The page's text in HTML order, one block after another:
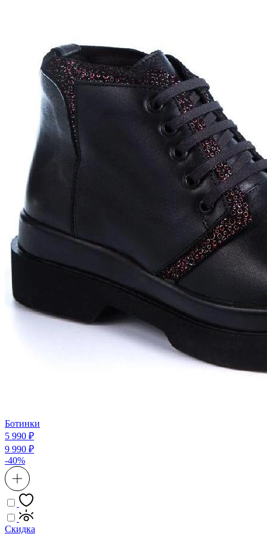
Ботинки
5 990 ₽
9 990 ₽
-40%
Скидка